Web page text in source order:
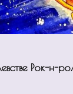
Рок-н-